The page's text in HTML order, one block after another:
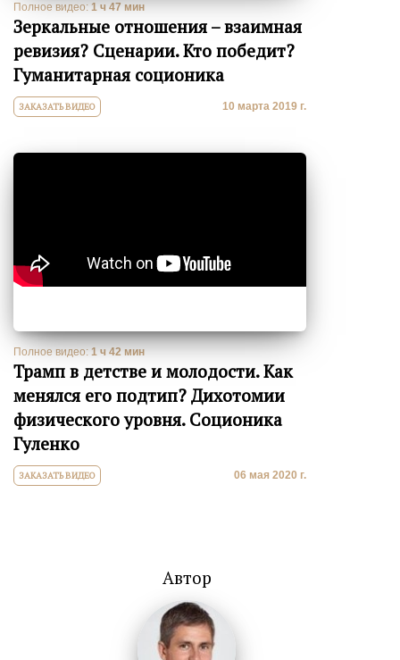
Полное видео: 1 ч 47 мин
Зеркальные отношения – взаимная
ревизия? Сценарии. Кто победит?
Гуманитарная соционика
ЗАКАЗАТЬ ВИДЕО 10 марта 2019 г.
Полное видео: 1 ч 42 мин
Трамп в детстве и молодости. Как
менялся его подтип? Дихотомии
физического уровня. Соционика
Гуленко
ЗАКАЗАТЬ ВИДЕО 06 мая 2020 г.
Автор